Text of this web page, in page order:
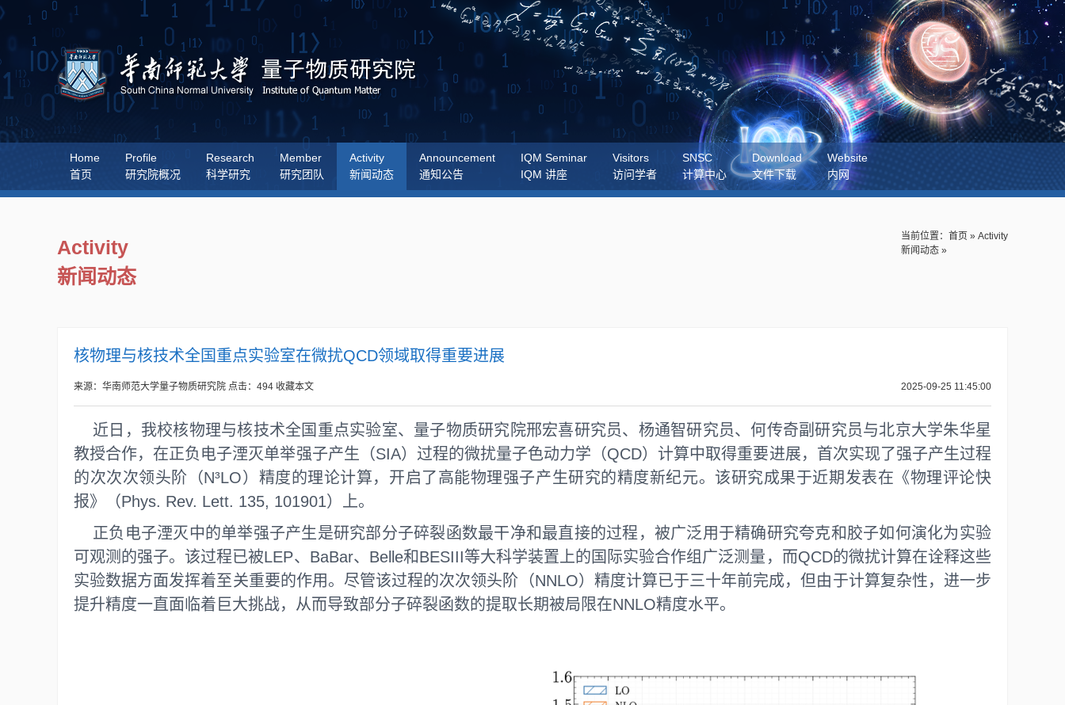
Home
首页
Profile
研究院概况
Research
科学研究
Member
研究团队
Activity
新闻动态
Announcement
通知公告
IQM Seminar
IQM 讲座
Visitors
访问学者
SNSC
计算中心
Download
文件下载
Website
内网
当前位置： 首页 » Activity
新闻动态 »
Activity
新闻动态
核物理与核技术全国重点实验室在微扰QCD领域取得重要进展
2025-09-25 11:45:00
来源：华南师范大学量子物质研究院 点击： 494 收藏本文
近日，我校核物理与核技术全国重点实验室、量子物质研究院邢宏喜研究员、杨通智研究员、何传奇副研究员与北京大学朱华星
教授合作，在正负电子湮灭单举强子产生（SIA）过程的微扰量子色动力学（QCD）计算中取得重要进展，首次实现了强子产生过程
的次次次领头阶（N³LO）精度的理论计算，开启了高能物理强子产生研究的精度新纪元。该研究成果于近期发表在《物理评论快
报》（Phys. Rev. Lett. 135, 101901）上。
正负电子湮灭中的单举强子产生是研究部分子碎裂函数最干净和最直接的过程，被广泛用于精确研究夸克和胶子如何演化为实验
可观测的强子。该过程已被LEP、BaBar、Belle和BESIII等大科学装置上的国际实验合作组广泛测量，而QCD的微扰计算在诠释这些
实验数据方面发挥着至关重要的作用。尽管该过程的次次领头阶（NNLO）精度计算已于三十年前完成，但由于计算复杂性，进一步
提升精度一直面临着巨大挑战，从而导致部分子碎裂函数的提取长期被局限在NNLO精度水平。